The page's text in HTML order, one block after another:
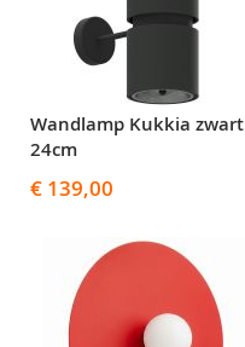
Wandlamp Kukkia zwart
24cm
€ 139,00